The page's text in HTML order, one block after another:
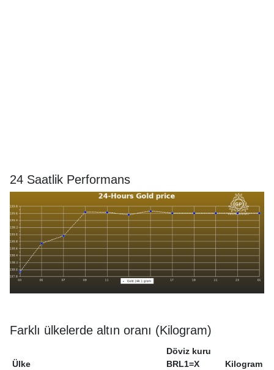
24 Saatlik Performans
Farklı ülkelerde altın oranı (Kilogram)
Ülke
Döviz kuru
BRL1=X
Kilogram